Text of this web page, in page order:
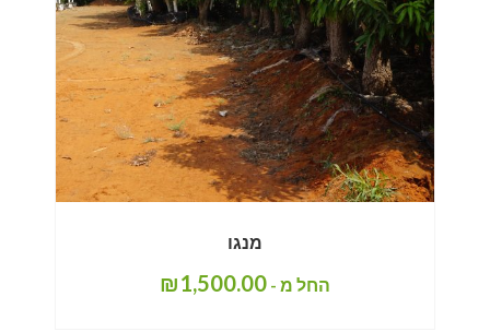
מנגו
החל מ - ₪1,500.00